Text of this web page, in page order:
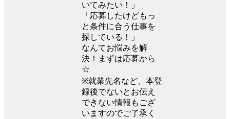
いてみたい！」
「応募したけどもっ
と条件に合う仕事を
探している！」
なんてお悩みを解
決！まずは応募から
☆
※就業先名など、本登
録後でないとお伝え
できない情報もござ
いますのでご了承く